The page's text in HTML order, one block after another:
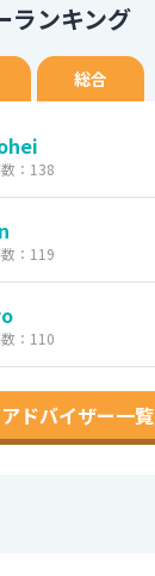
ランキング
総合
：138
：119
：110
アドバイザー一覧